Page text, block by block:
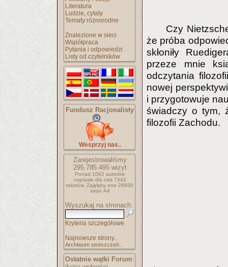
Literatura
Ludzie, cytaty
Tematy różnorodne
Znalezione w sieci
Współpraca
Pytania i odpowiedzi
Listy od czytelników
Fundusz Racjonalisty
Wesprzyj nas..
Zarejestrowaliśmy
295.785.495wizyt
Ponad 1062 autorów
napisało dla nas 7343
tekstów. Zajęłyby one 28930
stron A4
Wyszukaj na stronach:
Kryteria szczegółowe
Najnowsze strony..
Archiwum streszczeń..
Ostatnie wątki Forum:
Czy
że próba
skłoniły
przeze mnie
odczytania
nowej
i przygotowuje
świadczy o tym,
filozofii Zachodu.